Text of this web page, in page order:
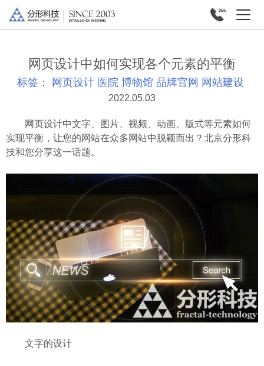
网页设计中如何实现各个元素的平衡
标签： 网页设计 医院 博物馆 品牌官网 网站建设
2022.05.03
网页设计中文字、图片、视频、动画、版式等元素如何
实现平衡，让您的网站在众多网站中脱颖而出？北京分形科
技和您分享这一话题。
文字的设计